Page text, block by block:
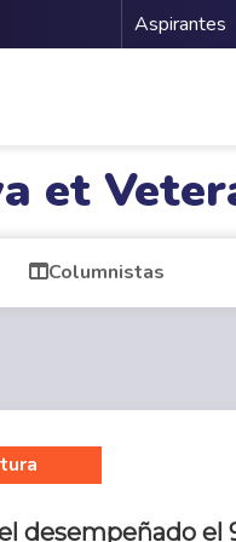
Aspirantes
et
Columnistas
desempeñado el